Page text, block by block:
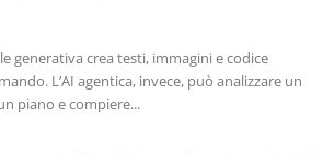
generativa crea testi, immagini e codice
L’AI agentica, invece, può analizzare un
piano e compiere...